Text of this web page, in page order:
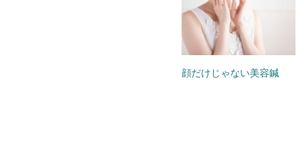
顔だけじゃない美容鍼